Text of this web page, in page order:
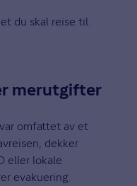
du skal reise til.
merutgifter
omfattet av et
dekker
eller lokale
evakuering.